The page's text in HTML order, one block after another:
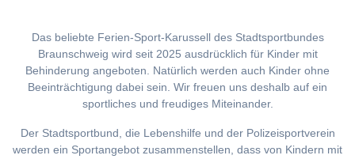
Das beliebte Ferien-Sport-Karussell des Stadtsportbundes
Braunschweig wird seit 2025 ausdrücklich für Kinder mit
Behinderung angeboten. Natürlich werden auch Kinder ohne
Beeinträchtigung dabei sein. Wir freuen uns deshalb auf ein
sportliches und freudiges Miteinander.
Der Stadtsportbund, die Lebenshilfe und der Polizeisportverein
werden ein Sportangebot zusammenstellen, dass von Kindern mit